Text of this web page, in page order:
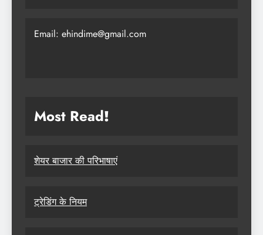
Email: ehindime@gmail.com
Most Read!
शेयर बाजार की परिभाषाएं
ट्रेडिंग के नियम